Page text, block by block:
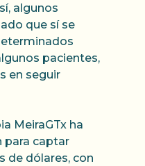
algunos
que sí se
pacientes,
en seguir
MeiraGTx ha
para captar
de dólares, con